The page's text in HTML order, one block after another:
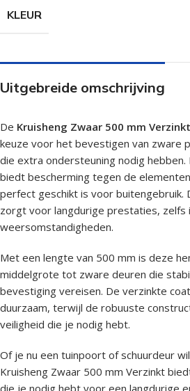
KLEUR
Uitgebreide omschrijving
De Kruisheng Zwaar 500 mm Verzinkt
keuze voor het bevestigen van zware
die extra ondersteuning nodig
biedt bescherming tegen de
perfect geschikt is voor buitengebruik.
zorgt voor langdurige prestaties, zelfs
weersomstandigheden.
Met een lengte van 500 mm is deze
middelgrote tot zware deuren die
bevestiging vereisen. De verzinkte
duurzaam, terwijl de robuuste
veiligheid die je nodig hebt.
Of je nu een tuinpoort of schuurdeur
Kruisheng Zwaar 500 mm Verzinkt
die je nodig hebt voor een langdurige